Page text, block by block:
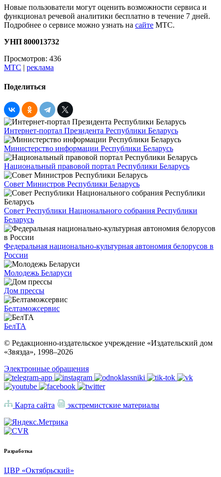
Новые пользователи могут оценить возможности сервиса и
функционал речевой аналитики бесплатно в течение 7 дней.
Подробнее о сервисе можно узнать на сайте МТС.
УНП 800013732
Просмотров: 436
МТС | реклама
Поделиться
Интернет-портал Президента Республики Беларусь
Министерство информации Республики Беларусь
Национальный правовой портал Республики Беларусь
Совет Министров Республики Беларусь
Совет Республики Национального собрания Республики
Беларусь
Федеральная национально-культурная автономия белорусов в
России
Молодежь Беларуси
Дом прессы
Белтаможсервис
БелТА
© Редакционно-издательское учреждение «Издательский дом
«Звязда», 1998–2026
Электронные обращения
Карта сайта экстремистские материалы
Разработка
ЦВР «Октябрьский»